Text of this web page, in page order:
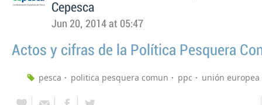
Cepesca
Jun 20, 2014 at 05:47
Actos y cifras de la Política Pesquera
pesca politica pesquera comun ppc unión europea